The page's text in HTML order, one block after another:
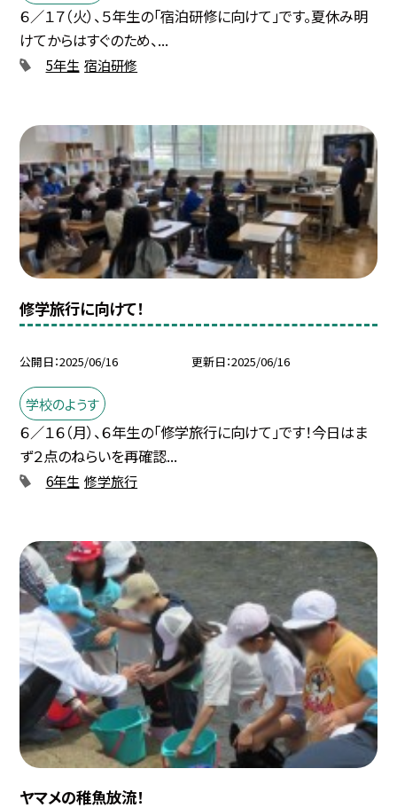
６／１７（火）、５年生の「宿泊研修に向けて」です。夏休み明
けてからはすぐのため、...
5年生 宿泊研修
修学旅行に向けて！
公開日 2025/06/16 更新日 2025/06/16
学校のようす
６／１６（月）、６年生の「修学旅行に向けて」です！今日はま
ず２点のねらいを再確認...
6年生 修学旅行
ヤマメの稚魚放流！